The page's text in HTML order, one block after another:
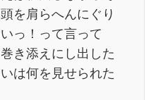
を肩らへんにぐり
っ！って言って
き添えにし出した
は何を見せられた